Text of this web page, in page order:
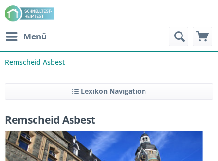
Menü
Remscheid Asbest
Lexikon Navigation
Remscheid Asbest